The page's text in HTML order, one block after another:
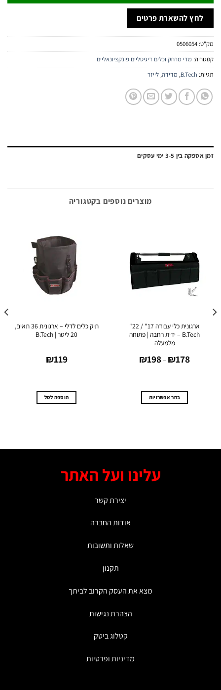
להשארת פרטים
0506054
מדי מרחק וכלים דיגיטליים פונקציונאליים
B.Tech
,מדידה, לייזר
בין 3-5 ימי עסקים
מוצרים נוספים בקטגוריה
ארגונית כלי עבודה 17" / 22"
B.Tech – ידית רחבה | פתוחה
מלמעלה
₪
–
₪198 מחירים:
בחר אפשרויות
סוגים.
תיק כלים לדלי – ארגונית 36 תאים,
₪
הוספה לסל
עלינו ועל האתר
יצירת קשר
אודות החברה
שאלות ותשובות
מצא את העסק הקרוב לביתך
הצהרת נגישות
קטלוג ביטק
מדיניות ופרטיות